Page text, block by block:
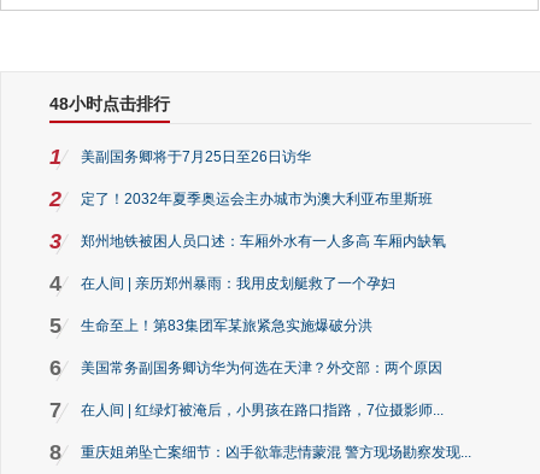
48小时点击排行
1 美副国务卿将于7月25日至26日访华
2 定了！2032年夏季奥运会主办城市为澳大利亚布里斯班
3 郑州地铁被困人员口述：车厢外水有一人多高 车厢内缺氧
4 在人间 | 亲历郑州暴雨：我用皮划艇救了一个孕妇
5 生命至上！第83集团军某旅紧急实施爆破分洪
6 美国常务副国务卿访华为何选在天津？外交部：两个原因
7 在人间 | 红绿灯被淹后，小男孩在路口指路，7位摄影师...
8 重庆姐弟坠亡案细节：凶手欲靠悲情蒙混 警方现场勘察发现...